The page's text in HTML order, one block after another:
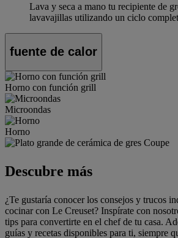
Lava y seca a mano tu recipiente de
lavavajillas utilizando un ciclo
fuente de calor
Horno con función grill
Microondas
Horno
Descubre más
¿Te gustaría conocer los consejos y trucos
cocinar con Le Creuset? Inspírate con
tips para convertirte en el chef de tu casa.
guías y recetas disponibles para ti, siempre